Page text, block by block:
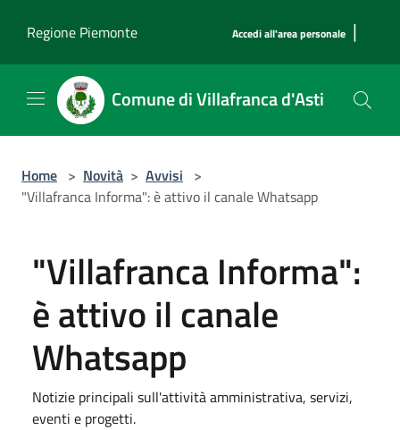
Regione Piemonte
Accedi all'area personale |
Comune di Villafranca d'Asti
Home > Novità > Avvisi >
"Villafranca Informa": è attivo il canale Whatsapp
"Villafranca Informa":
è attivo il canale
Whatsapp
Notizie principali sull'attività amministrativa, servizi,
eventi e progetti.